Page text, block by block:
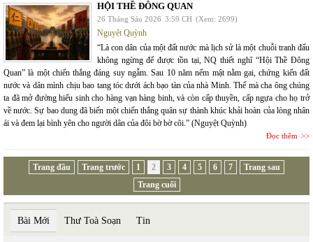
HỘI THỀ ĐÔNG QUAN
26 Tháng Sáu 2026 3:59 CH (Xem: 2699)
Nguyệt Quỳnh
“Là con dân của một đất nước mà lịch sử là một chuỗi tranh đấu
không ngừng để được tồn tại, NQ thiết nghĩ “Hội Thề Đông
Quan” là một chiến thắng đáng suy ngẫm. Sau 10 năm nếm mật nằm gai, chứng kiến đất
nước và dân mình chịu bao tang tóc dưới ách bạo tàn của nhà Minh. Thế mà cha ông chúng
ta đã mở đường hiếu sinh cho hàng vạn hàng binh, và còn cấp thuyền, cấp ngựa cho họ trở
về nước. Sự bao dung đã biến một chiến thắng quân sự thành khúc khải hoàn của lòng nhân
ái và đem lại bình yên cho người dân của đôi bờ bờ cõi.” (Nguyệt Quỳnh)
Đọc thêm
Trang đầu Trang trước 1 2 3 4 5 6 7
Trang sau
Trang cuối
Bài Mới Thư Toà Soạn Tin